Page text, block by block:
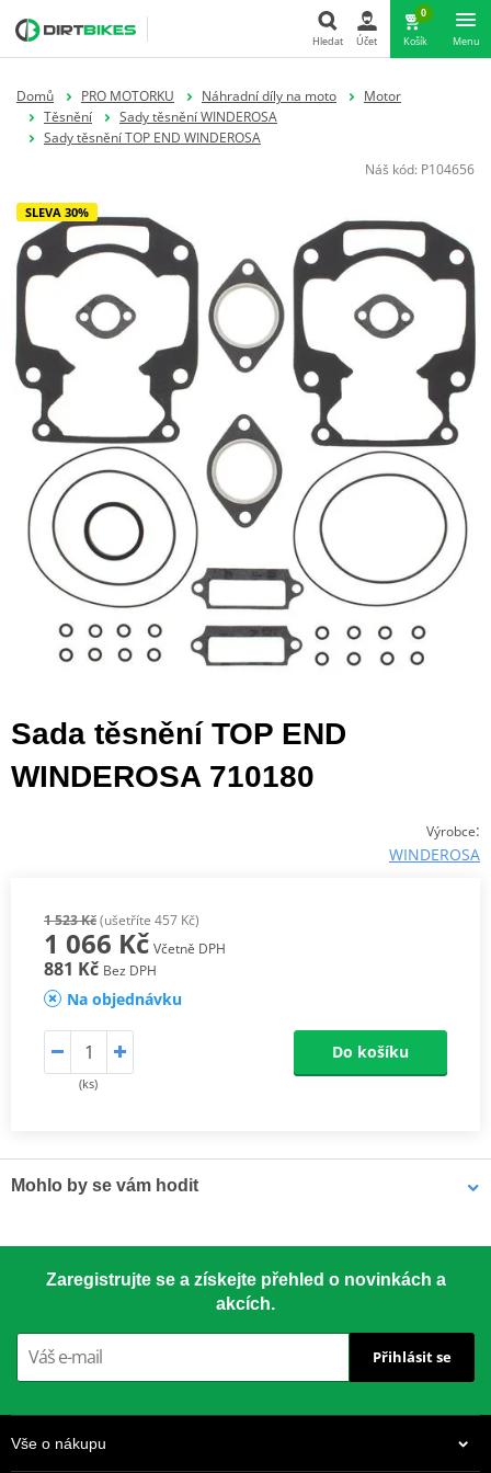
Hledat Účet
0
Košík Menu
Domů PRO MOTORKU Náhradní díly na moto
Motor
Těsnění
Sady těsnění WINDEROSA
Sady těsnění TOP END WINDEROSA
Náš kód: P104656
SLEVA 30%
Sada těsnění TOP END
WINDEROSA 710180
Výrobce:
WINDEROSA
1 523 Kč(ušetříte 457 Kč)
1 066 Kč Včetně DPH
881 Kč Bez DPH
Na objednávku
(ks)
Do košíku
Mohlo by se vám hodit
Zaregistrujte se a získejte přehled o novinkách a
akcích.
Přihlásit se
Vše o nákupu